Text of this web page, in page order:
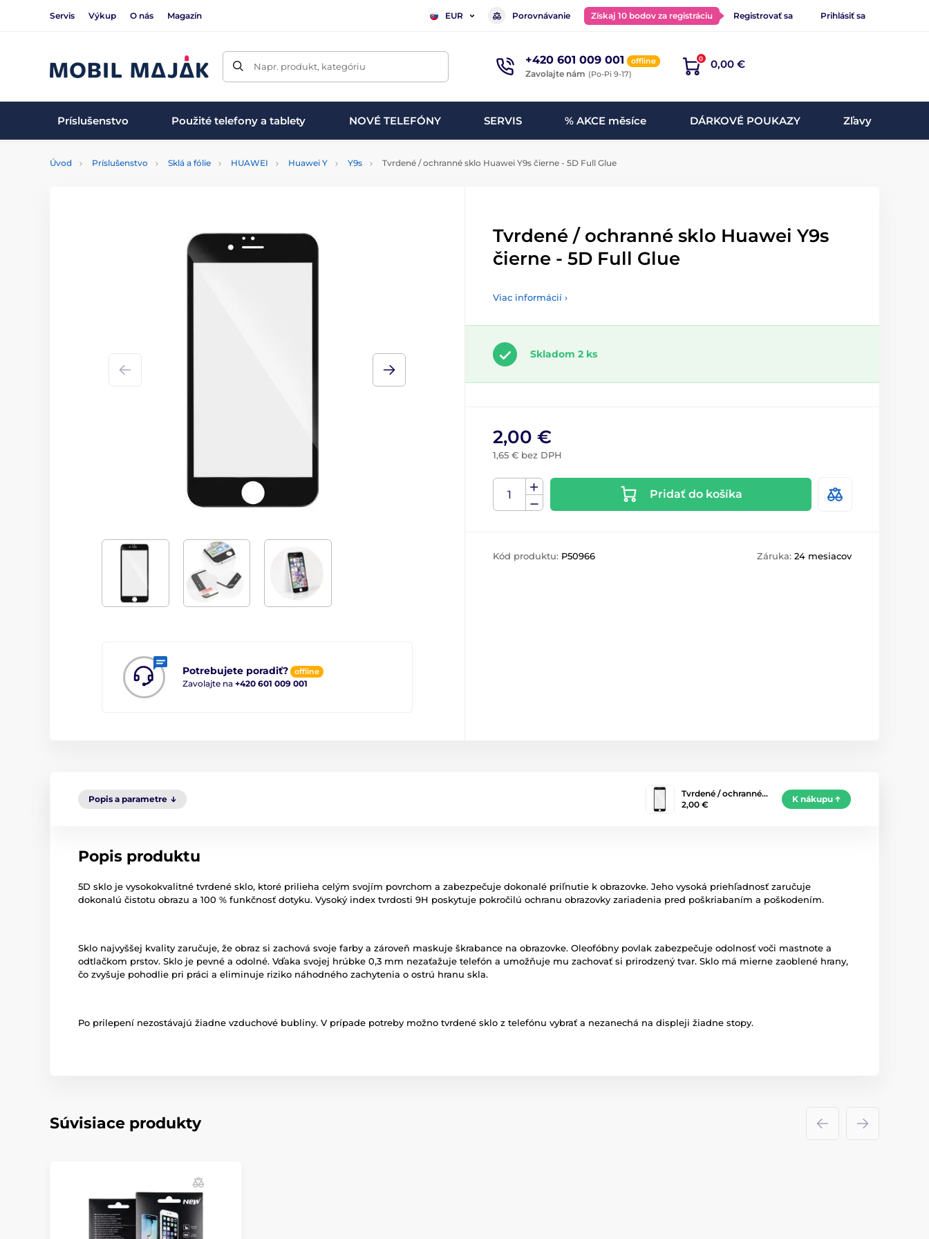
Servis Výkup O nás Magazín EUR Porovnávanie Získaj 10 bodov za registráciu Registrovať sa Prihlásiť sa
Napr. produkt, kategóriu +420 601 009 001 offline
Zavolajte nám (Po-Pi 9-17)
0 0,00 €
Príslušenstvo Použité telefony a tablety NOVÉ TELEFÓNY SERVIS % AKCE měsíce DÁRKOVÉ POUKAZY Zľavy
Úvod Príslušenstvo Sklá a fólie HUAWEI Huawei Y Y9s Tvrdené / ochranné sklo Huawei Y9s čierne - 5D Full Glue
Potrebujete poradiť? offline
Zavolajte na +420 601 009 001
Tvrdené / ochranné sklo Huawei Y9s
čierne - 5D Full Glue
Viac informácií ›
Skladom 2 ks
2,00 €
1,65 € bez DPH
Pridať do košíka
Kód produktu: P50966 Záruka: 24 mesiacov
Popis a parametre
Tvrdené / ochranné…
2,00 €
K nákupu
Popis produktu
5D sklo je vysokokvalitné tvrdené sklo, ktoré prilieha celým svojím povrchom a zabezpečuje dokonalé priľnutie k obrazovke. Jeho vysoká priehľadnosť zaručuje
dokonalú čistotu obrazu a 100 % funkčnosť dotyku. Vysoký index tvrdosti 9H poskytuje pokročilú ochranu obrazovky zariadenia pred poškriabaním a poškodením.
Sklo najvyššej kvality zaručuje, že obraz si zachová svoje farby a zároveň maskuje škrabance na obrazovke. Oleofóbny povlak zabezpečuje odolnosť voči mastnote a
odtlačkom prstov. Sklo je pevné a odolné. Vďaka svojej hrúbke 0,3 mm nezaťažuje telefón a umožňuje mu zachovať si prirodzený tvar. Sklo má mierne zaoblené hrany,
čo zvyšuje pohodlie pri práci a eliminuje riziko náhodného zachytenia o ostrú hranu skla.
Po prilepení nezostávajú žiadne vzduchové bubliny. V prípade potreby možno tvrdené sklo z telefónu vybrať a nezanechá na displeji žiadne stopy.
Súvisiace produkty